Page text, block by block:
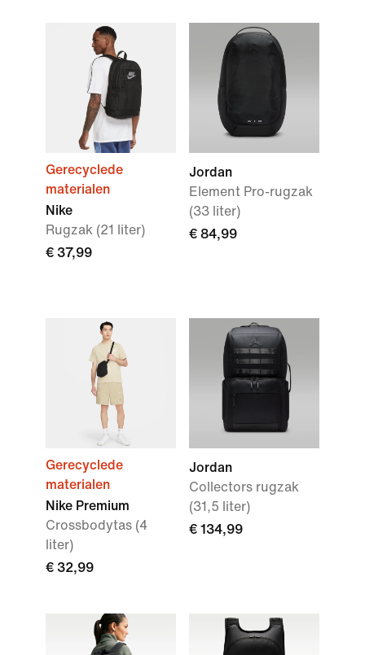
Gerecyclede
materialen
Nike
Rugzak (21 liter)
€ 37,99
Jordan
Element Pro-rugzak
(33 liter)
€ 84,99
Gerecyclede
materialen
Nike Premium
Crossbodytas (4
liter)
€ 32,99
Jordan
Collectors rugzak
(31,5 liter)
€ 134,99